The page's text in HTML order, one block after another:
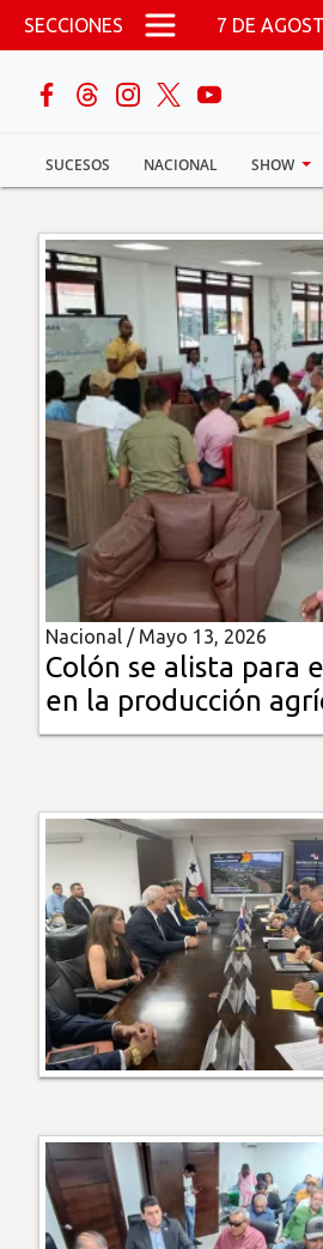
Pasar al contenido principal
SECCIONES 7 DE
SUCESOS NACIONAL SHOW
buscar
Sucesos
Nacional
Política
Show
Deportes
Mundo
Insólitas
Multimedia
Impreso
Nacional / Mayo 13, 2026
Colón se alista para
en la producción